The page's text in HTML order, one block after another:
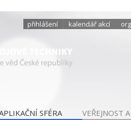
přihlášení kalendář akcí
SFÉRA
VEŘEJNOST